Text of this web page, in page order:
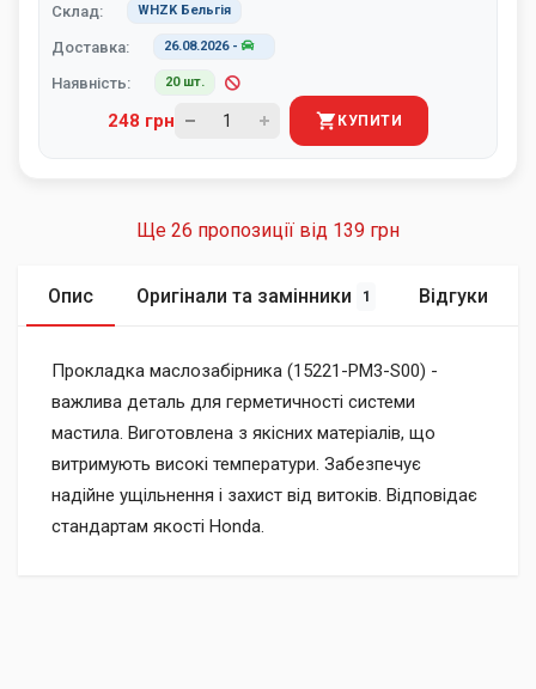
Склад: WHZK Бельгія
Доставка: 26.08.2026-
Наявність: 20 шт.
248 грн КУПИТИ
Ще 26 пропозиції від 139 грн
Опис Оригінали та замінники 1 Відгуки
Прокладка маслозабірника (15221-PM3-S00) -
важлива деталь для герметичності системи
мастила. Виготовлена ​​з якісних матеріалів, що
витримують високі температури. Забезпечує
надійне ущільнення і захист від витоків. Відповідає
стандартам якості Honda.